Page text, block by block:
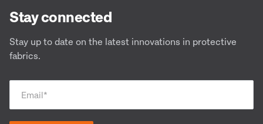
Stay connected
Stay up to date on the latest innovations in protective
fabrics.
Email*